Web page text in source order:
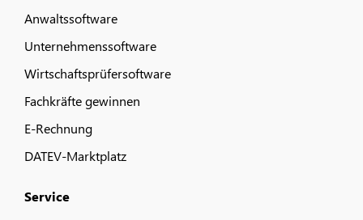
Anwaltssoftware
Unternehmenssoftware
Wirtschaftsprüfersoftware
Fachkräfte gewinnen
E-Rechnung
DATEV-Marktplatz
Service